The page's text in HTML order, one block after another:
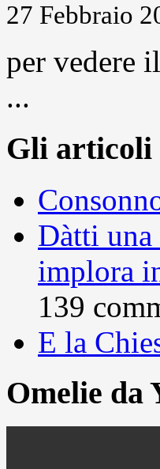
27 Febbraio
per vedere
...
Gli
Dàtti una
implora
139
E la
Omelie da